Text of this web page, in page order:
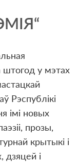
штогод у мэтах
Рэспублiкi
iмi новых
прозы,
крытыкi i
дзяцей i